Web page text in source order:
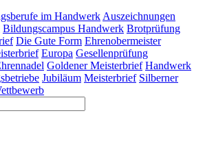
im Handwerk Auszeichnungen
Bildungscampus Handwerk Brotprüfung
Die Gute Form Ehrenobermeister
Europa Gesellenprüfung
Goldener Meisterbrief Handwerk
Jubiläum Meisterbrief Silberner